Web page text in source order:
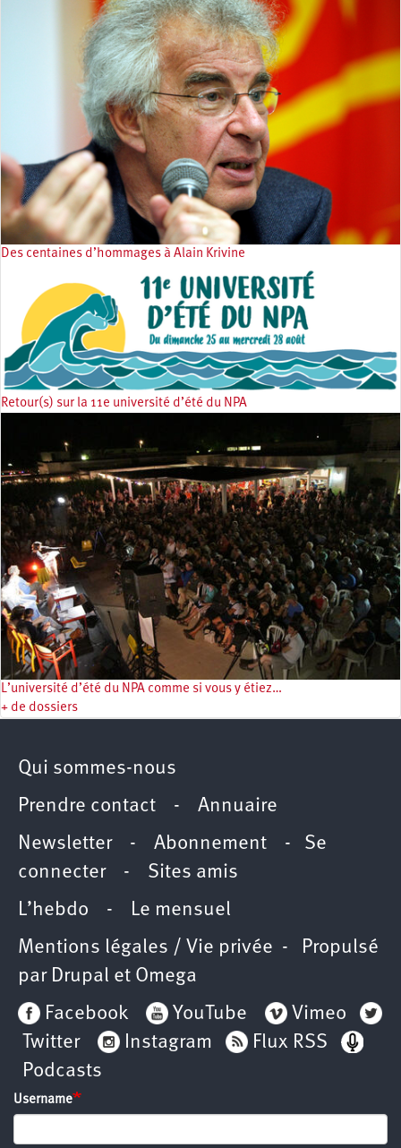
Des centaines d’hommages à Alain Krivine
Retour(s) sur la 11e université d’été du NPA
L’université d’été du NPA comme si vous y étiez…
+ de dossiers
Qui sommes-nous
Prendre contact - Annuaire
Newsletter - Abonnement - Se
connecter- Sites amis
L’hebdo - Le mensuel
Mentions légales / Vie privée - Propulsé
par Drupal et Omega
Facebook
YouTube
Vimeo
Twitter
Instagram
Flux RSS
Podcasts
Username